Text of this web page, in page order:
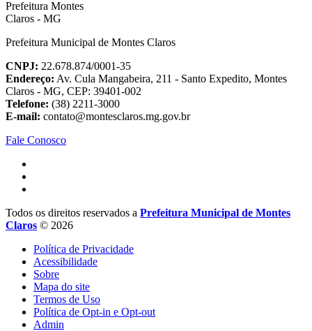
Prefeitura Municipal de Montes Claros
CNPJ: 22.678.874/0001-35
Endereço: Av. Cula Mangabeira, 211 - Santo Expedito, Montes
Claros - MG, CEP: 39401-002
Telefone: (38) 2211-3000
E-mail: contato@montesclaros.mg.gov.br
Fale Conosco
Todos os direitos reservados a Prefeitura Municipal de Montes
Claros © 2026
Política de Privacidade
Acessibilidade
Sobre
Mapa do site
Termos de Uso
Política de Opt-in e Opt-out
Admin